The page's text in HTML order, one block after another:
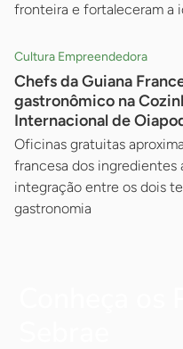
fronteira e fortaleceram a
Cultura Empreendedora
Chefs da Guiana
gastronômico na
Internacional de
Oficinas gratuitas
francesa dos ingredientes
integração entre os dois
gastronomia